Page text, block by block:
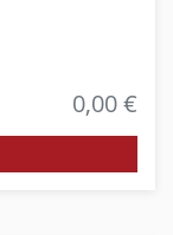
0,00 €